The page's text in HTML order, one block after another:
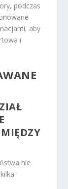
podczas
aby
i
nie